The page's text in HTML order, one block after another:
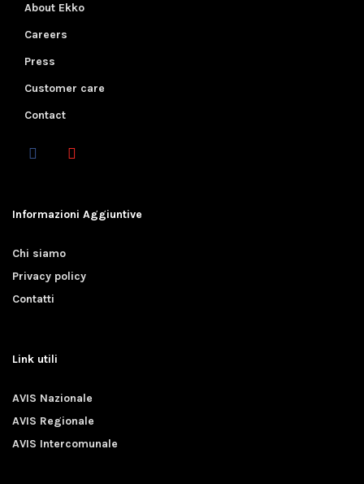
About Ekko
Careers
Press
Customer care
Contact
Informazioni Aggiuntive
Chi siamo
Privacy policy
Contatti
Link utili
AVIS Nazionale
AVIS Regionale
AVIS Intercomunale